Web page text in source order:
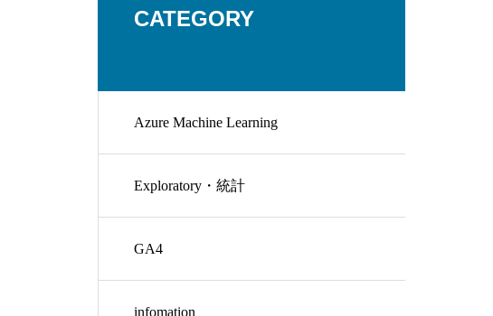
CATEGORY
Azure Machine Learning
Exploratory・統計
GA4
infomation